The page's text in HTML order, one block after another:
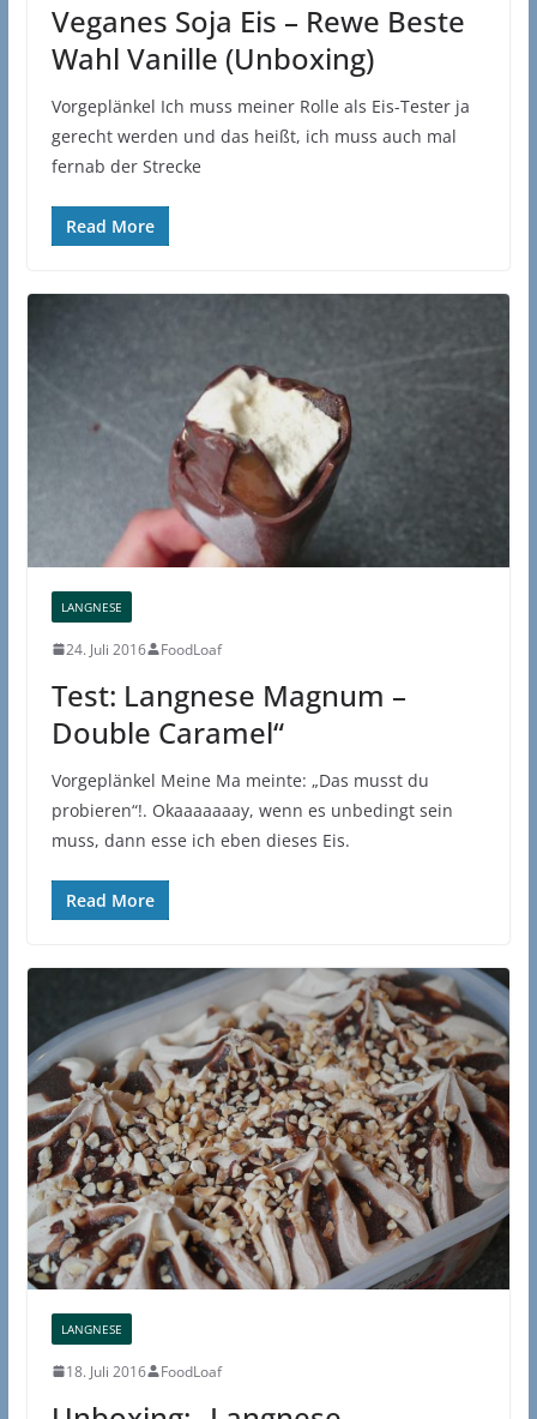
Veganes Soja Eis – Rewe Beste
Wahl Vanille (Unboxing)
Vorgeplänkel Ich muss meiner Rolle als Eis-Tester ja
gerecht werden und das heißt, ich muss auch mal
fernab der Strecke
Read More
LANGNESE
24. Juli 2016 FoodLoaf
Test: Langnese Magnum –
Double Caramel“
Vorgeplänkel Meine Ma meinte: „Das musst du
probieren“!. Okaaaaaaay, wenn es unbedingt sein
muss, dann esse ich eben dieses Eis.
Read More
LANGNESE
18. Juli 2016 FoodLoaf